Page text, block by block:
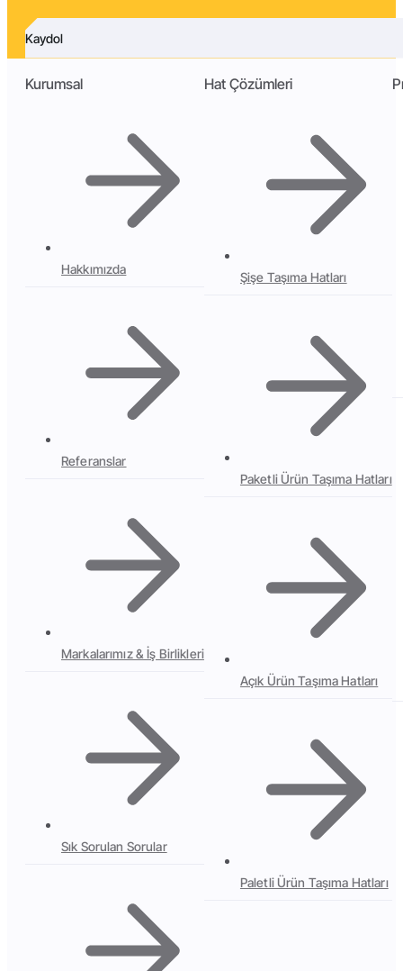
Kaydol
Kurumsal
Hakkımızda
Referanslar
Markalarımız & İş Birlikleri
Sık Sorulan Sorular
Hat Çözümleri
Şişe Taşıma Hatları
Paketli Ürün Taşıma Hatları
Açık Ürün Taşıma Hatları
Paletli Ürün Taşıma Hatları